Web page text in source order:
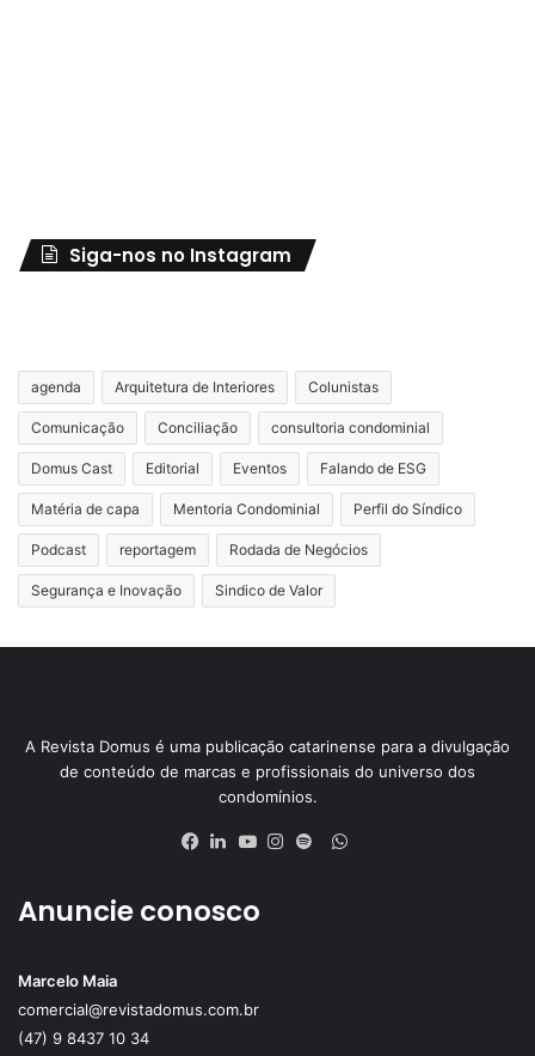
Siga-nos no Instagram
agenda Arquitetura de Interiores Colunistas
Comunicação Conciliação consultoria condominial
Domus Cast Editorial Eventos Falando de ESG
Matéria de capa Mentoria Condominial Perfil do Síndico
Podcast reportagem Rodada de Negócios
Segurança e Inovação Sindico de Valor
A Revista Domus é uma publicação catarinense para a divulgação
de conteúdo de marcas e profissionais do universo dos
condomínios.
WhatsApp
Anuncie conosco
Marcelo Maia
comercial@revistadomus.com.br
(47) 9 8437 10 34